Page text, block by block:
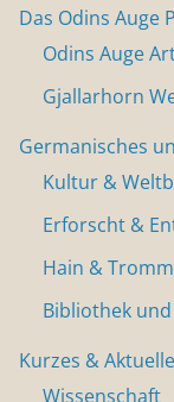
Das Odins Auge
Odins Auge
Gjallarhorn
Germanisches
Kultur &
Erforscht &
Hain &
Bibliothek
Kurzes &
Wissenschaft